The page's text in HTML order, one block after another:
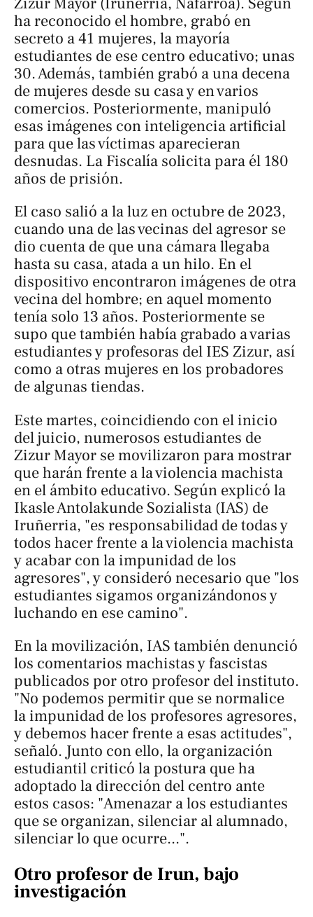
ha reconocido el hombre, grabó en
secreto a 41 mujeres, la mayoría
estudiantes de ese centro educativo; unas
30. Además, también grabó a una decena
de mujeres desde su casa y en varios
comercios. Posteriormente, manipuló
esas imágenes con inteligencia artificial
para que las víctimas aparecieran
desnudas. La Fiscalía solicita para él 180
años de prisión.
El caso salió a la luz en octubre de 2023,
cuando una de las vecinas del agresor se
dio cuenta de que una cámara llegaba
hasta su casa, atada a un hilo. En el
dispositivo encontraron imágenes de otra
vecina del hombre; en aquel momento
tenía solo 13 años. Posteriormente se
supo que también había grabado a varias
estudiantes y profesoras del IES Zizur, así
como a otras mujeres en los probadores
de algunas tiendas.
Este martes, coincidiendo con el inicio
del juicio, numerosos estudiantes de
Zizur Mayor se movilizaron para mostrar
que harán frente a la violencia machista
en el ámbito educativo. Según explicó la
Ikasle Antolakunde Sozialista (IAS) de
Iruñerria, "es responsabilidad de todas y
todos hacer frente a la violencia machista
y acabar con la impunidad de los
agresores", y consideró necesario que "los
estudiantes sigamos organizándonos y
luchando en ese camino".
En la movilización, IAS también denunció
los comentarios machistas y fascistas
publicados por otro profesor del instituto.
"No podemos permitir que se normalice
la impunidad de los profesores agresores,
y debemos hacer frente a esas actitudes",
señaló. Junto con ello, la organización
estudiantil criticó la postura que ha
adoptado la dirección del centro ante
estos casos: "Amenazar a los estudiantes
que se organizan, silenciar al alumnado,
silenciar lo que ocurre...".
Otro profesor de Irun, bajo
investigación